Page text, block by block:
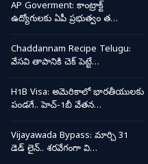
AP Goverment: కాంట్రాక్ట్
ఉద్యోగులకు ఏపీ ప్రభుత్వం త…
Chaddannam Recipe Telugu:
వేసవి తాపానికి చెక్ పెట్టే…
H1B Visa: అమెరికాలో భారతీయులకు
పండగే.. హెచ్-1బీ వేతన…
Vijayawada Bypass: మార్చి 31
డెడ్ లైన్.. శరవేగంగా వి…